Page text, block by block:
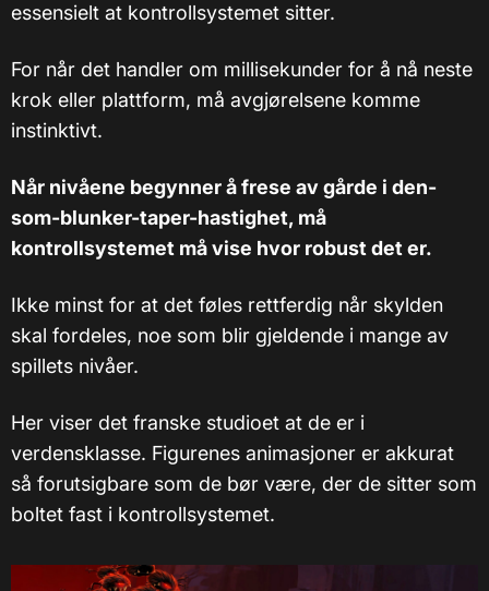
essensielt at kontrollsystemet sitter.
For når det handler om millisekunder for å nå neste
krok eller plattform, må avgjørelsene komme
instinktivt.
Når nivåene begynner å frese av gårde i den-
som-blunker-taper-hastighet, må
kontrollsystemet må vise hvor robust det er.
Ikke minst for at det føles rettferdig når skylden
skal fordeles, noe som blir gjeldende i mange av
spillets nivåer.
Her viser det franske studioet at de er i
verdensklasse. Figurenes animasjoner er akkurat
så forutsigbare som de bør være, der de sitter som
boltet fast i kontrollsystemet.